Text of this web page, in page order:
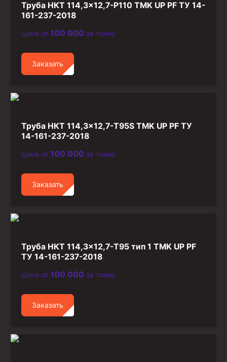
Труба НКТ 114,3×12,7-P110 TMK UP PF ТУ 14-
161-237-2018
Цена от 100 000 за тонну
Заказать
Труба НКТ 114,3×12,7-T95S TMK UP PF ТУ
14-161-237-2018
Цена от 100 000 за тонну
Заказать
Труба НКТ 114,3×12,7-T95 тип 1 TMK UP PF
ТУ 14-161-237-2018
Цена от 100 000 за тонну
Заказать